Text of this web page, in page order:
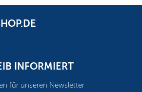
INFORMIERT
für unseren Newsletter